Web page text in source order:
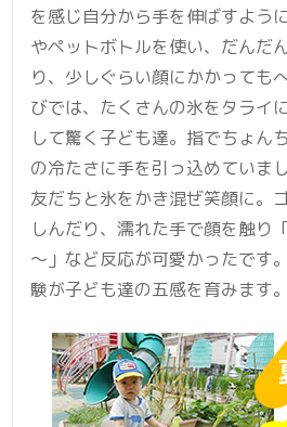
を感じ自分から手を伸ばすよう
やペットボトルを使い、だんだ
り、少しぐらい顔にかかっても
びでは、たくさんの氷をタライ
して驚く子ども達。指でちょん
の冷たさに手を引っ込めていま
友だちと氷をかき混ぜ笑顔に。
しんだり、濡れた手で顔を触り
～」など反応が可愛かったです
験が子ども達の五感を育みます。